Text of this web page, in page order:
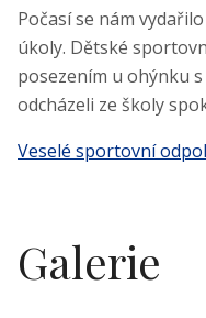
Počasí se nám
úkoly. Dětské
posezením u ohýnku
odcházeli ze školy
Veselé sportovní
Galerie